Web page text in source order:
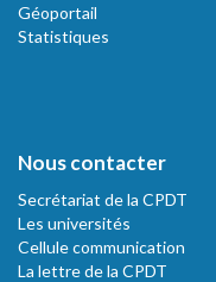
Géoportail
Statistiques
Nous contacter
Secrétariat de la CPDT
Les universités
Cellule communication
La lettre de la CPDT